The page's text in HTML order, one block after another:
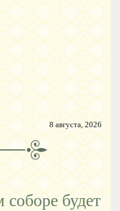
8 августа, 2026
будет